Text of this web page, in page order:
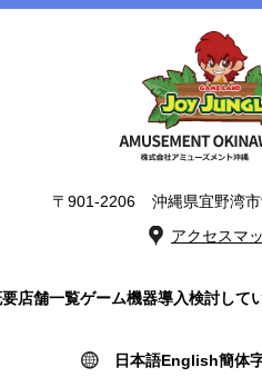
〒901-2206
沖縄県宜野湾
アクセスマ
店舗一覧ゲーム機器導入検討して
日本語English簡体